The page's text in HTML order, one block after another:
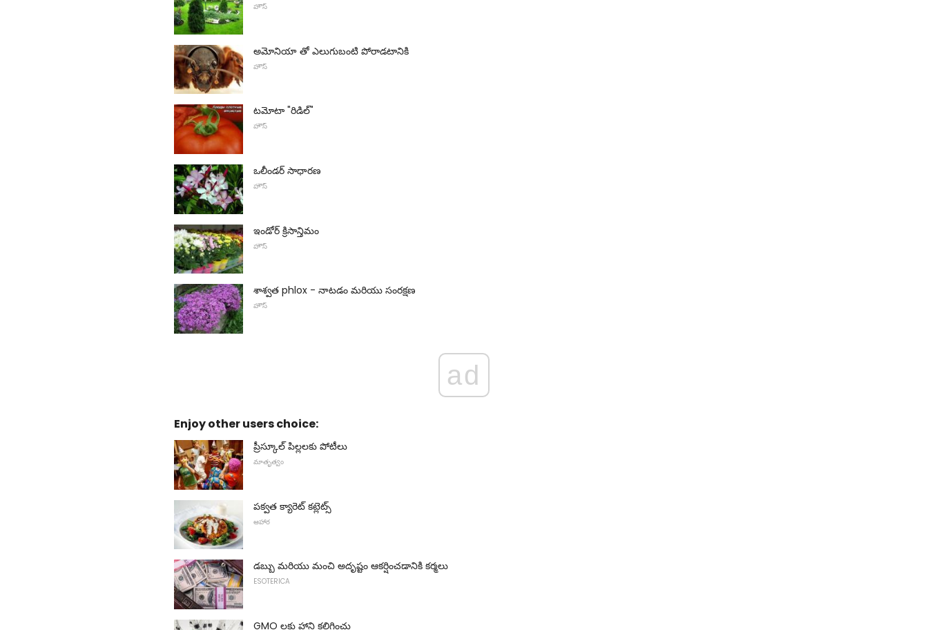
హౌస్
అమోనియా తో ఎలుగుబంటి పోరాడటానికి
హౌస్
టమోటా "రిడిల్"
హౌస్
ఒలీండర్ సాధారణ
హౌస్
ఇండోర్ క్రిసాన్తిమం
హౌస్
శాశ్వత phlox - నాటడం మరియు సంరక్షణ
హౌస్
ad
Enjoy other users choice:
ప్రీస్కూల్ పిల్లలకు పోటీలు
మాతృత్వం
పక్వత క్యారెట్ కట్లెట్స్
ఆహార
డబ్బు మరియు మంచి అదృష్టం ఆకర్షించడానికి కర్మలు
ESOTERICA
GMO లకు హాని కలిగించు